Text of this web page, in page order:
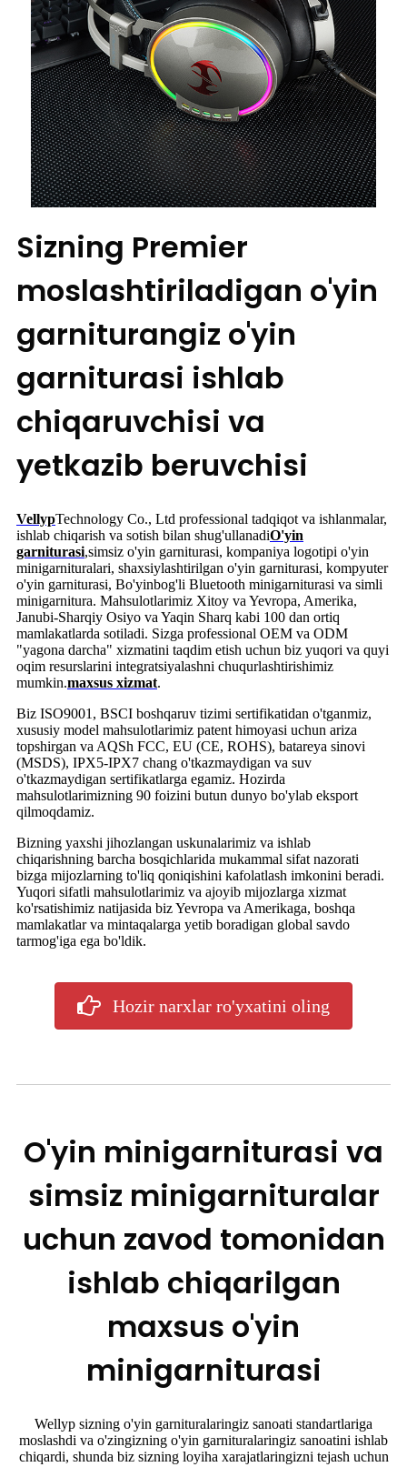
Sizning Premier
moslashtiriladigan o'yin
garniturangiz o'yin
garniturasi ishlab
chiqaruvchisi va
yetkazib beruvchisi
VellypTechnology Co., Ltd professional tadqiqot va ishlanmalar,
ishlab chiqarish va sotish bilan shug'ullanadiO'yin
garniturasi,simsiz o'yin garniturasi, kompaniya logotipi o'yin
minigarnituralari, shaxsiylashtirilgan o'yin garniturasi, kompyuter
o'yin garniturasi, Bo'yinbog'li Bluetooth minigarniturasi va simli
minigarnitura. Mahsulotlarimiz Xitoy va Yevropa, Amerika,
Janubi-Sharqiy Osiyo va Yaqin Sharq kabi 100 dan ortiq
mamlakatlarda sotiladi. Sizga professional OEM va ODM
"yagona darcha" xizmatini taqdim etish uchun biz yuqori va quyi
oqim resurslarini integratsiyalashni chuqurlashtirishimiz
mumkin.maxsus xizmat.
Biz ISO9001, BSCI boshqaruv tizimi sertifikatidan o'tganmiz,
xususiy model mahsulotlarimiz patent himoyasi uchun ariza
topshirgan va AQSh FCC, EU (CE, ROHS), batareya sinovi
(MSDS), IPX5-IPX7 chang o'tkazmaydigan va suv
o'tkazmaydigan sertifikatlarga egamiz. Hozirda
mahsulotlarimizning 90 foizini butun dunyo bo'ylab eksport
qilmoqdamiz.
Bizning yaxshi jihozlangan uskunalarimiz va ishlab
chiqarishning barcha bosqichlarida mukammal sifat nazorati
bizga mijozlarning to'liq qoniqishini kafolatlash imkonini beradi.
Yuqori sifatli mahsulotlarimiz va ajoyib mijozlarga xizmat
ko'rsatishimiz natijasida biz Yevropa va Amerikaga, boshqa
mamlakatlar va mintaqalarga yetib boradigan global savdo
tarmog'iga ega bo'ldik.
Hozir narxlar ro'yxatini oling
O'yin minigarniturasi va
simsiz minigarnituralar
uchun zavod tomonidan
ishlab chiqarilgan
maxsus o'yin
minigarniturasi
Wellyp sizning o'yin garnituralaringiz sanoati standartlariga
moslashdi va o'zingizning o'yin garnituralaringiz sanoatini ishlab
chiqardi, shunda biz sizning loyiha xarajatlaringizni tejash uchun